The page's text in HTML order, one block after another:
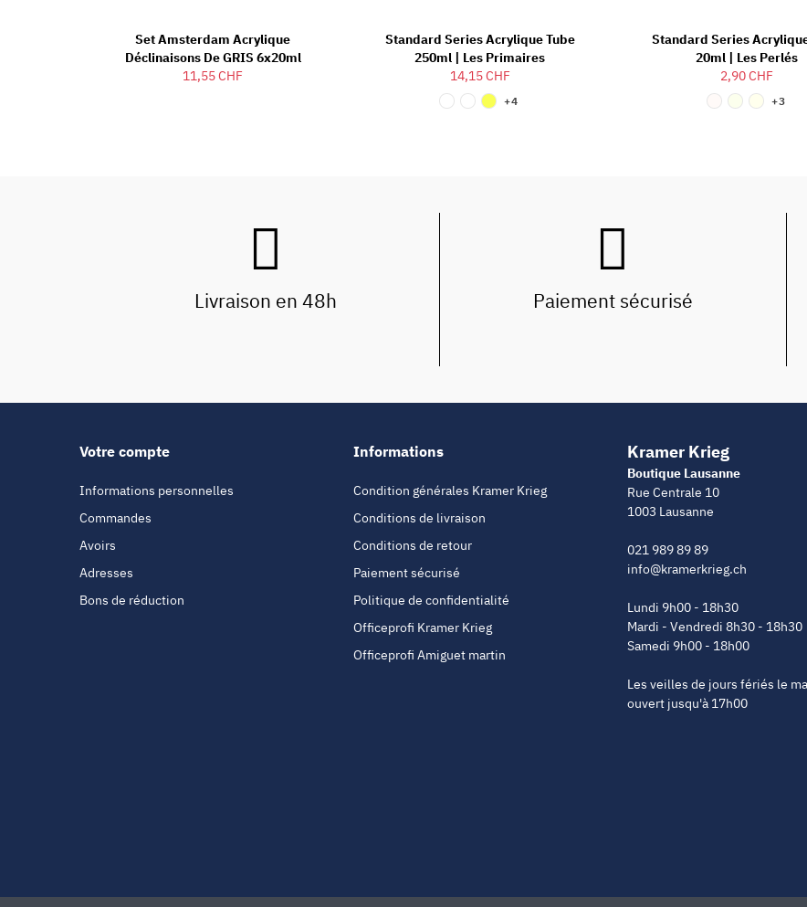
Set Amsterdam Acrylique
Déclinaisons De GRIS 6x20ml
11,55 CHF
Standard Series Acrylique Tube
250ml | Les Primaires
14,15 CHF
+4
Standard Series
20ml | Les Perlés
2,90 CHF
+3
Livraison en 48h Paiement sécurisé
Votre compte
Informations personnelles
Commandes
Avoirs
Adresses
Bons de réduction
Informations
Condition générales Kramer Krieg
Conditions de livraison
Conditions de retour
Paiement sécurisé
Politique de confidentialité
Officeprofi Kramer Krieg
Officeprofi Amiguet martin
Kramer Krieg
Boutique Lausanne
Rue Centrale 10
1003 Lausanne
021 989 89 89
info@kramerkrieg.ch
Lundi 9h00 - 18h30
Mardi - Vendredi 8h30 - 18h30
Samedi 9h00 - 18h00
Les veilles de jours fériés le
ouvert jusqu'à 17h00